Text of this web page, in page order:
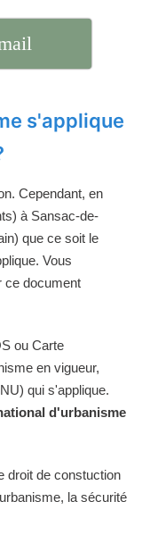
s'applique
Cependant, en
à Sansac-de-
que ce soit le
Vous
ce document
ou Carte
en vigueur,
qui s'applique.
d'urbanisme
droit de constuction
la sécurité